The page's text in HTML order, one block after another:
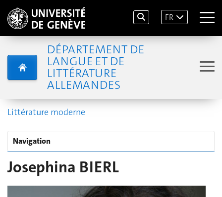
FR
DÉPARTEMENT DE
LANGUE ET DE
LITTÉRATURE
ALLEMANDES
Littérature moderne
Navigation
Josephina BIERL